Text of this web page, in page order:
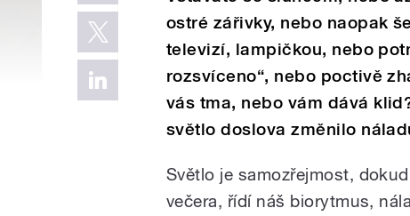
ostré zářivky, nebo naopak
televizí, lampičkou, nebo
rozsvíceno“, nebo poctivě
vás tma, nebo vám dává
světlo doslova změnilo
Světlo je samozřejmost,
večera, řídí náš biorytmus,